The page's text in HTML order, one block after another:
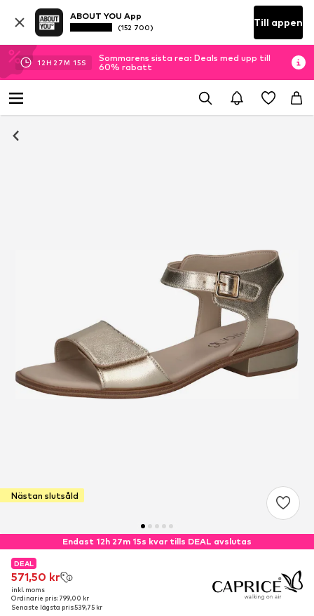
ABOUT YOU App
(152 700) Till appen
12H 27M 15S
Sommarens sista rea: Deals med upp till
60% rabatt
Nästan slutsåld
Endast 12h 27m 15s kvar tills DEAL avslutas
DEAL
571,50 kr
inkl. moms
Ordinarie pris: 799,00 kr
Senaste lägsta pris:539,75 kr
DEAL
571,50 kr
inkl. moms
Ordinarie pris: 799,00 kr
Senaste lägsta pris:539,75 kr
DEAL
571,50 kr
inkl. moms
Ordinarie pris: 799,00 kr
Senaste lägsta pris:539,75 kr